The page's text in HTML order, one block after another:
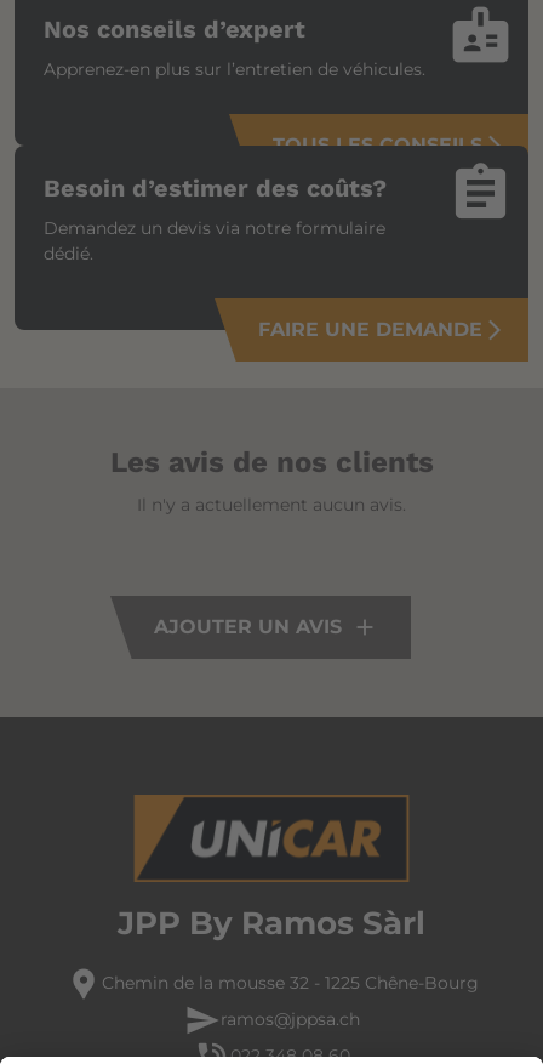
badge
Nos conseils d’expert
Apprenez-en plus sur l’entretien de véhicules.
TOUS LES CONSEILSarrow_forward_ios
assignment
Besoin d’estimer des coûts?
Demandez un devis via notre formulaire
dédié.
FAIRE UNE DEMANDE arrow_forward_ios
Les avis de nos clients
Il n'y a actuellement aucun avis.
AJOUTER UN AVIS
JPP By Ramos Sàrl
location_pin Chemin de la mousse 32 - 1225 Chêne-Bourg
sendramos@jppsa.ch
phone_in_talk022 348 08 60